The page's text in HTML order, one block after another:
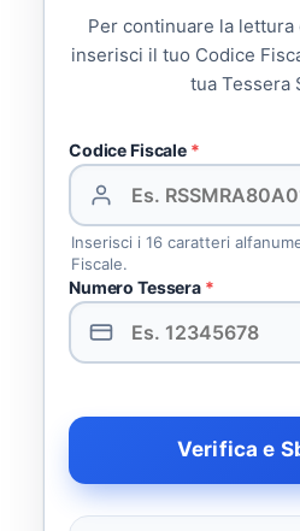
Per continuare la
inserisci il tuo Codice
tua Tessera
Codice Fiscale *
Inserisci i 16 caratteri
Fiscale.
Numero Tessera *
Verifica e